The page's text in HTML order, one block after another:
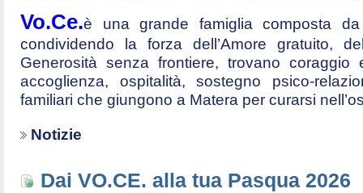
Vo.Ce.è una grande famiglia composta
condividendo la forza dell’Amore gratuito,
Generosità senza frontiere, trovano
accoglienza, ospitalità, sostegno psico-
familiari che giungono a Matera per curarsi
Notizie
Dai VO.CE. alla tua Pasqua 2026